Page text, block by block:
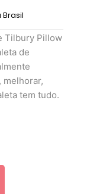
Brasil
Tilbury Pillow
de
melhorar,
tem tudo.